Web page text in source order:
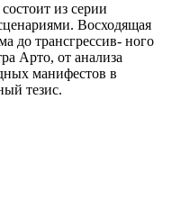
из серии
Восходящая
до трансгрессив- ного
Арто, от анализа
манифестов в
тезис.